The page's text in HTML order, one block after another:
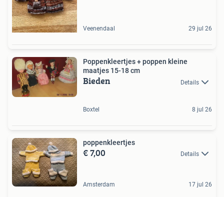
Veenendaal 29 jul 26
Poppenkleertjes + poppen kleine
maatjes 15-18 cm
Bieden Details
Boxtel 8 jul 26
poppenkleertjes
€ 7,00 Details
Amsterdam 17 jul 26